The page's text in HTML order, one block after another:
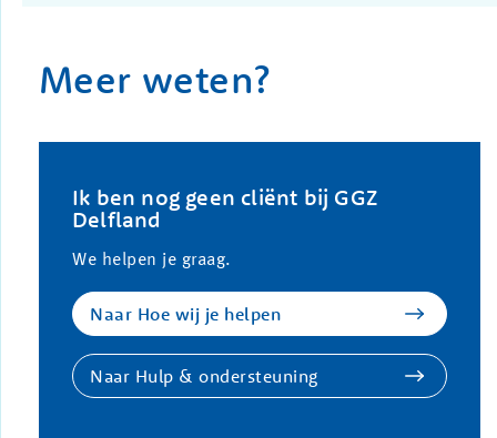
Meer weten?
Ik ben nog geen cliënt bij GGZ
Delfland
We helpen je graag.
Naar Hoe wij je helpen
Naar Hulp & ondersteuning